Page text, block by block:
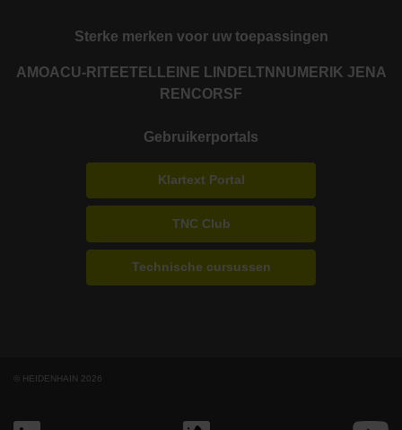
Sterke merken voor uw toepassingen
AMOACU-RITE ETEL LEINE LINDE LTN NUMERIK JENA
RENCORSF
Gebruikerportals
Klartext Portal
TNC Club
Technische cursussen
© HEIDENHAIN 2026